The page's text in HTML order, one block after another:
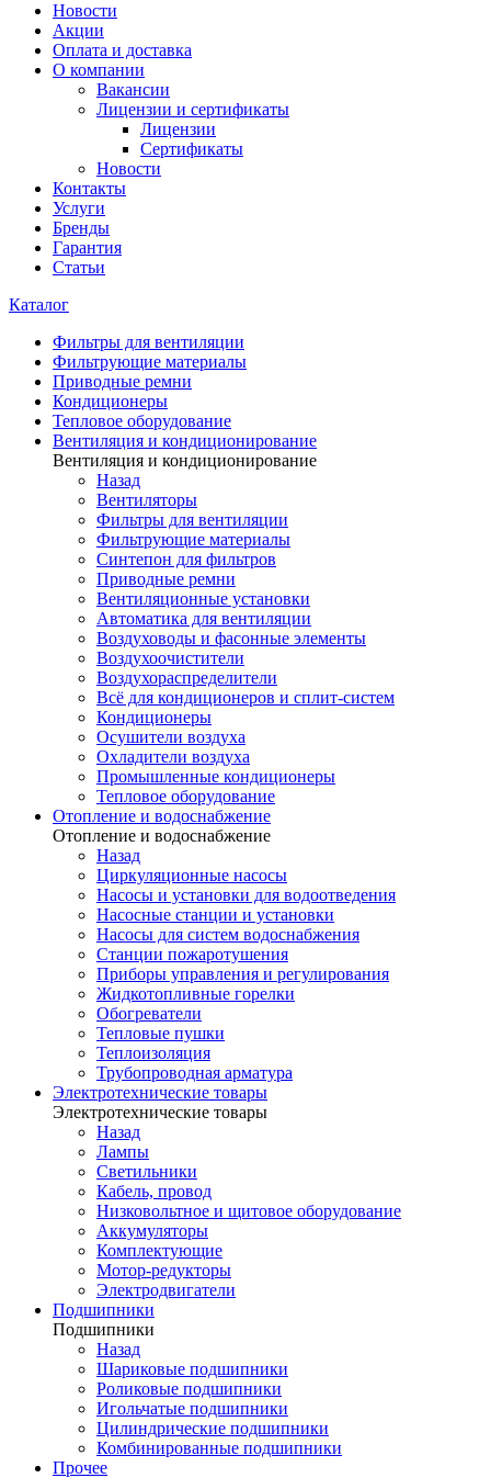
Новости
Акции
Оплата и доставка
О компании
Вакансии
Лицензии и сертификаты
Лицензии
Сертификаты
Новости
Контакты
Услуги
Бренды
Гарантия
Статьи
Каталог
Фильтры для вентиляции
Фильтрующие материалы
Приводные ремни
Кондиционеры
Тепловое оборудование
Вентиляция и кондиционирование
Вентиляция и кондиционирование
Назад
Вентиляторы
Фильтры для вентиляции
Фильтрующие материалы
Синтепон для фильтров
Приводные ремни
Вентиляционные установки
Автоматика для вентиляции
Воздуховоды и фасонные элементы
Воздухоочистители
Воздухораспределители
Всё для кондиционеров и сплит-систем
Кондиционеры
Осушители воздуха
Охладители воздуха
Промышленные кондиционеры
Тепловое оборудование
Отопление и водоснабжение
Отопление и водоснабжение
Назад
Циркуляционные насосы
Насосы и установки для водоотведения
Насосные станции и установки
Насосы для систем водоснабжения
Станции пожаротушения
Приборы управления и регулирования
Жидкотопливные горелки
Обогреватели
Тепловые пушки
Теплоизоляция
Трубопроводная арматура
Электротехнические товары
Электротехнические товары
Назад
Лампы
Светильники
Кабель, провод
Низковольтное и щитовое оборудование
Аккумуляторы
Комплектующие
Мотор-редукторы
Электродвигатели
Подшипники
Подшипники
Назад
Шариковые подшипники
Роликовые подшипники
Игольчатые подшипники
Цилиндрические подшипники
Комбинированные подшипники
Прочее